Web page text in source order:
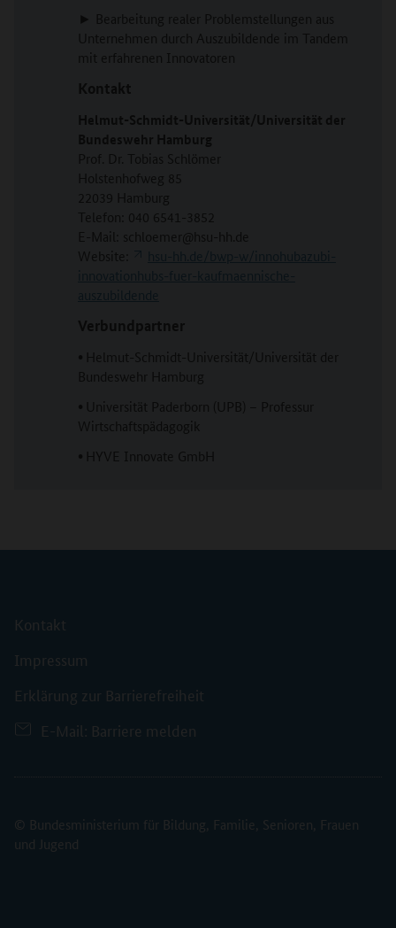
► Bearbeitung realer Problemstellungen aus
Unternehmen durch Auszubildende im Tandem
mit erfahrenen Innovatoren
Kontakt
Helmut-Schmidt-Universität/Universität der
Bundeswehr Hamburg
Prof. Dr. Tobias Schlömer
Holstenhofweg 85
22039 Hamburg
Telefon: 040 6541-3852
E-Mail: schloemer@hsu-hh.de
Website:
Verbundpartner
• Helmut-Schmidt-Universität/Universität der
Bundeswehr Hamburg
• Universität Paderborn (UPB) – Professur
Wirtschaftspädagogik
• HYVE Innovate GmbH
© Bundesministerium für Bildung, Familie, Senioren, Frauen
und Jugend
Kontakt
Impressum
Erklärung zur Barrierefreiheit
E-Mail: Barriere melden